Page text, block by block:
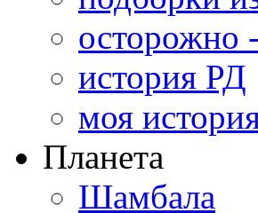
осторожно
история РД
моя
Планета
Шамбала